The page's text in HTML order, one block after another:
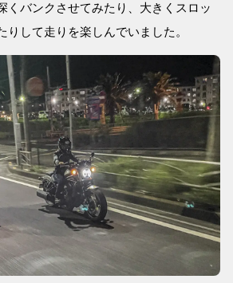
くバンクさせてみたり、大きくスロッ
りして走りを楽しんでいました。